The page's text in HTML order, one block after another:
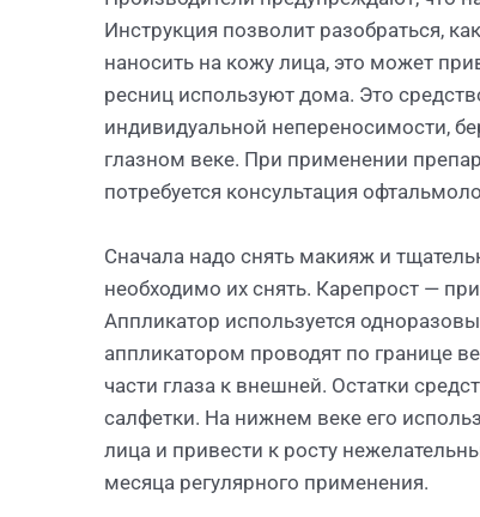
Инструкция позволит разобраться,
наносить на кожу лица, это может
ресниц используют дома. Это
индивидуальной непереносимости,
глазном веке. При применении
потребуется консультация
Сначала надо снять макияж и
необходимо их снять. Карепрост —
Аппликатор используется
аппликатором проводят по границе
части глаза к внешней. Остатки
салфетки. На нижнем веке его
лица и привести к росту
месяца регулярного применения.